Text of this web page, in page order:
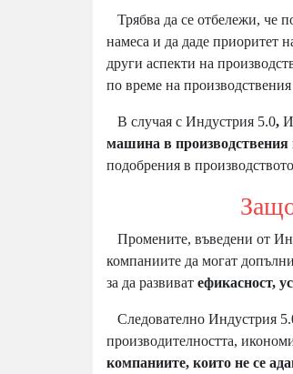
Трябва да се отбележи, че
намеса и да даде приоритет
други аспекти на
по време на
В случая с Индустрия 5.0,
машина в производствения
подобрения в
Защо е
Промените, въведени от
компаниите да могат
за да развиват ефикасност,
Следователно Индустрия
производителността,
компаниите, които не се